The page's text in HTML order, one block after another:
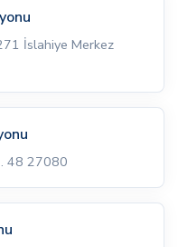
İslahiye Merkez
48 27080